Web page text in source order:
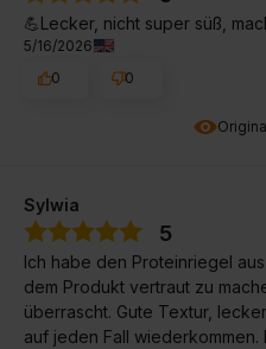
💪Lecker, nicht super süß,
5/16/2026
0
0
Sylwia
5
Ich habe den Proteinriegel
dem Produkt vertraut zu
überrascht. Gute Textur,
auf jeden Fall wiederkommen.